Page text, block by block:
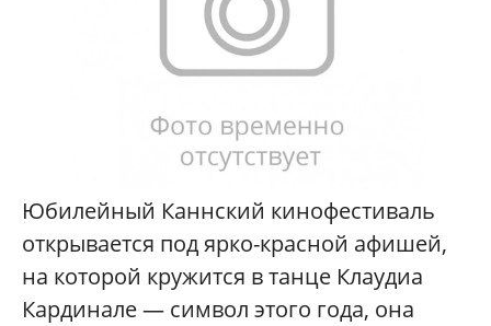
Юбилейный Каннский кинофестиваль
открывается под ярко-красной афишей,
на которой кружится в танце Клаудиа
Кардинале — символ этого года, она